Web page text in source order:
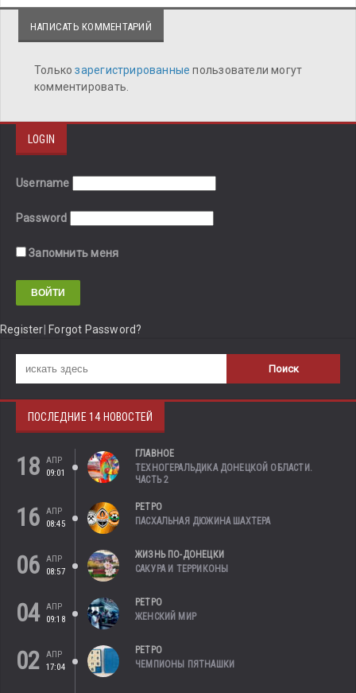
НАПИСАТЬ КОММЕНТАРИЙ
Толькозарегистрированныепользователи могут
комментировать.
LOGIN
Username
Password
Запомнить меня
Register Forgot Password?
ПОСЛЕДНИЕ 14 НОВОСТЕЙ
18
АПР
09:01
ГЛАВНОЕ
ТЕХНОГЕРАЛЬДИКА ДОНЕЦКОЙ ОБЛАСТИ.
ЧАСТЬ 2
16
АПР
08:45
РЕТРО
ПАСХАЛЬНАЯ ДЮЖИНА ШАХТЕРА
06
АПР
08:57
ЖИЗНЬ ПО-ДОНЕЦКИ
САКУРА И ТЕРРИКОНЫ
04 АПР
09:18
РЕТРО
ЖЕНСКИЙ МИР
02
АПР
17:04
РЕТРО
ЧЕМПИОНЫ ПЯТНАШКИ